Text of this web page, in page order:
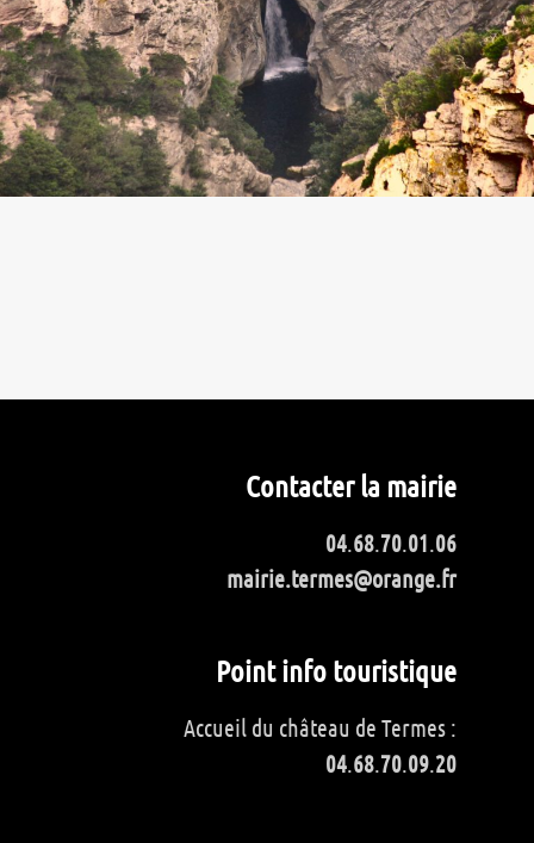
Contacter la mairie
04.68.70.01.06
mairie.termes@orange.fr
Point info touristique
Accueil du château de Termes :
04.68.70.09.20